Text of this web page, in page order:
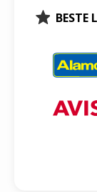
BESTE